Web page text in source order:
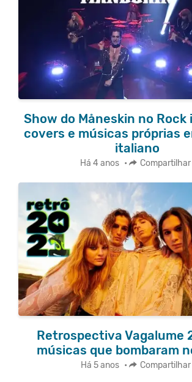
Show do Måneskin no Rock
covers e músicas próprias
italiano
Há 4 anos • Compartilhar
Retrospectiva Vagalume
músicas que bombaram
Há 5 anos • Compartilhar